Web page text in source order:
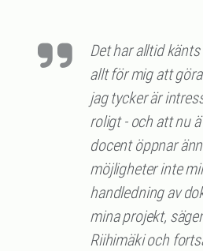
Det har alltid
allt för mig att
jag tycker är
roligt - och att nu
docent öppnar
möjligheter inte
handledning av
mina projekt,
Riihimäki och